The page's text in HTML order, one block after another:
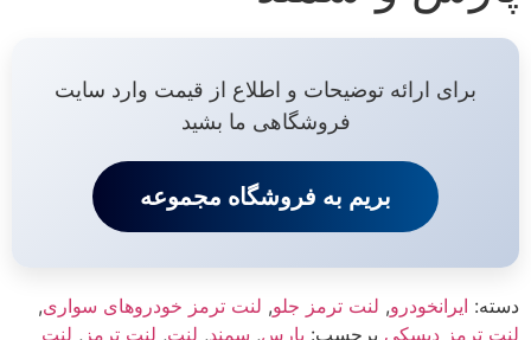
برای ارائه توضیحات و اطلاع از قیمت وارد سایت
فروشگاهی ما بشید
بریم به فروشگاه مجموعه
دسته: ایرانخودرو, لنت ترمز جلو, لنت ترمز خودروهای سواری,
لنت ترمز دیسکی برچسب: پارس, سمند, لنت, لنت ترمز , لنت